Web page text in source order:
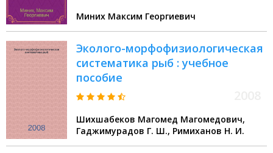
Миних Максим Георгиевич
Эколого-морфофизиологическая
систематика рыб : учебное
пособие
Шихшабеков Магомед Магомедович,
Гаджимурадов Г. Ш., Римиханов Н. И.